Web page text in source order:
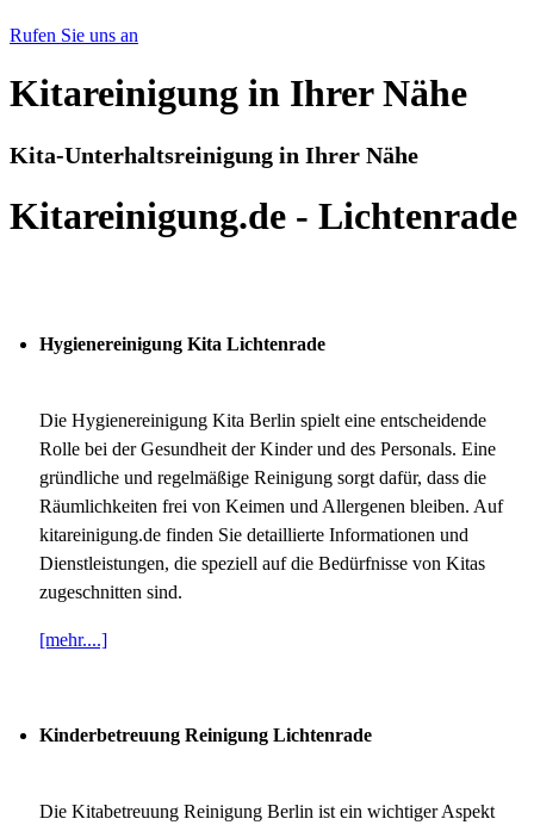
Rufen Sie uns an
Kitareinigung in Ihrer Nähe
Kita-Unterhaltsreinigung in Ihrer Nähe
Kitareinigung.de - Lichtenrade
Hygienereinigung Kita Lichtenrade
Die Hygienereinigung Kita Berlin spielt eine entscheidende
Rolle bei der Gesundheit der Kinder und des Personals. Eine
gründliche und regelmäßige Reinigung sorgt dafür, dass die
Räumlichkeiten frei von Keimen und Allergenen bleiben. Auf
kitareinigung.de finden Sie detaillierte Informationen und
Dienstleistungen, die speziell auf die Bedürfnisse von Kitas
zugeschnitten sind.
[mehr....]
Kinderbetreuung Reinigung Lichtenrade
Die Kitabetreuung Reinigung Berlin ist ein wichtiger Aspekt